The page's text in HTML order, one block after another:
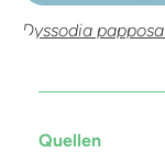
Dyssodia papposa
Quellen